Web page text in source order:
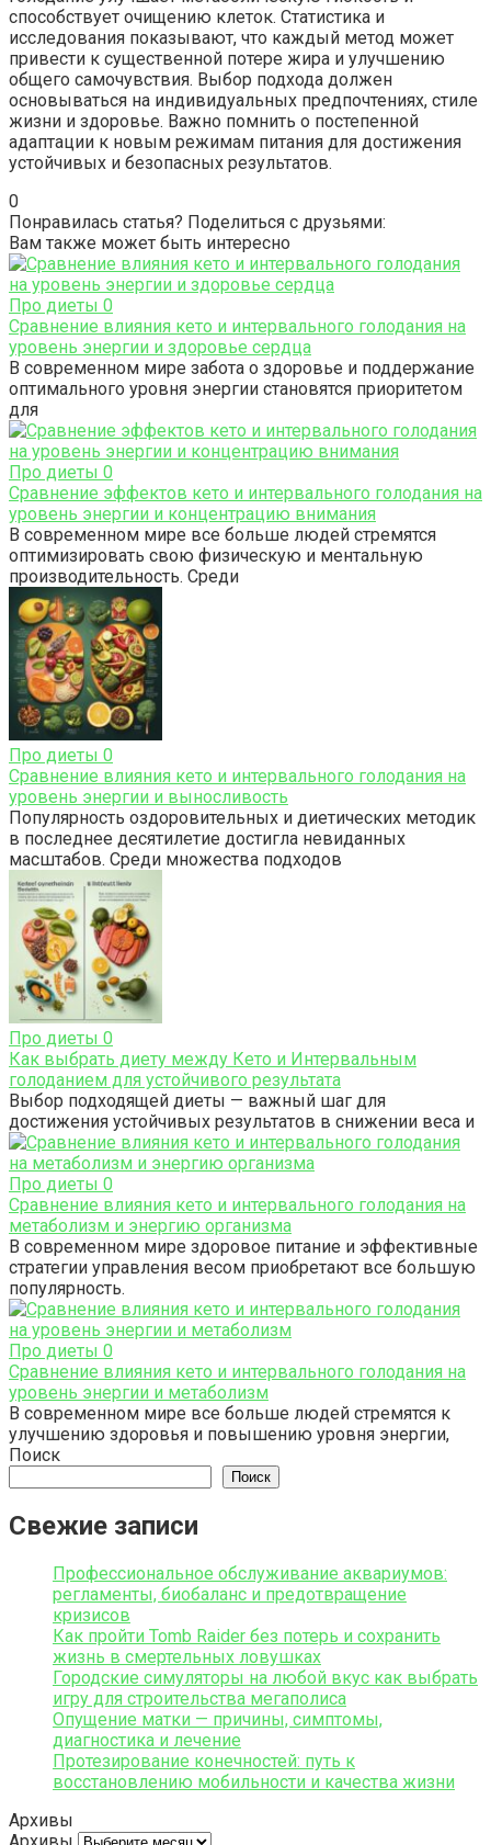
способствует очищению клеток. Статистика и
исследования показывают, что каждый метод может
привести к существенной потере жира и улучшению
общего самочувствия. Выбор подхода должен
основываться на индивидуальных предпочтениях, стиле
жизни и здоровье. Важно помнить о постепенной
адаптации к новым режимам питания для достижения
устойчивых и безопасных результатов.
0
Понравилась статья? Поделиться с друзьями:
Вам также может быть интересно
Про диеты 0
Сравнение влияния кето и интервального голодания на
уровень энергии и здоровье сердца
В современном мире забота о здоровье и поддержание
оптимального уровня энергии становятся приоритетом
для
Про диеты 0
Сравнение эффектов кето и интервального голодания на
уровень энергии и концентрацию внимания
В современном мире все больше людей стремятся
оптимизировать свою физическую и ментальную
производительность. Среди
Про диеты 0
Сравнение влияния кето и интервального голодания на
уровень энергии и выносливость
Популярность оздоровительных и диетических методик
в последнее десятилетие достигла невиданных
масштабов. Среди множества подходов
Про диеты 0
Как выбрать диету между Кето и Интервальным
голоданием для устойчивого результата
Выбор подходящей диеты — важный шаг для
достижения устойчивых результатов в снижении веса и
Про диеты 0
Сравнение влияния кето и интервального голодания на
метаболизм и энергию организма
В современном мире здоровое питание и эффективные
стратегии управления весом приобретают все большую
популярность.
Про диеты 0
Сравнение влияния кето и интервального голодания на
уровень энергии и метаболизм
В современном мире все больше людей стремятся к
улучшению здоровья и повышению уровня энергии,
Поиск
Поиск
Свежие записи
Профессиональное обслуживание аквариумов:
регламенты, биобаланс и предотвращение
кризисов
Как пройти Tomb Raider без потерь и сохранить
жизнь в смертельных ловушках
Городские симуляторы на любой вкус как выбрать
игру для строительства мегаполиса
Опущение матки — причины, симптомы,
диагностика и лечение
Протезирование конечностей: путь к
восстановлению мобильности и качества жизни
Архивы